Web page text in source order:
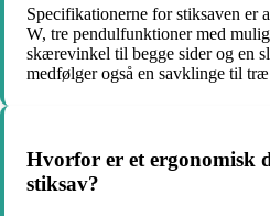
Specifikationerne for stiksaven er
W, tre pendulfunktioner med
skærevinkel til begge sider og en
medfølger også en savklinge til
Hvorfor er et ergonomisk
stiksav?